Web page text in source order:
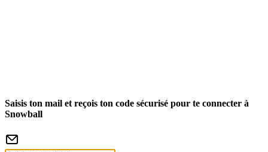
Saisis ton mail et reçois ton code sécurisé pour te connecter à
Snowball